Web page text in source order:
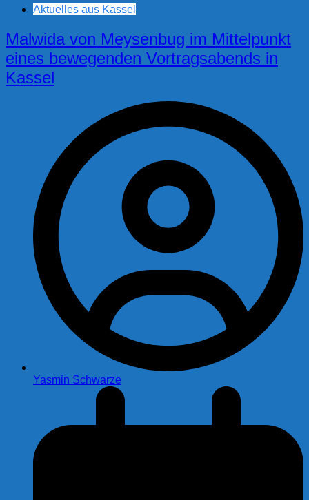
Aktuelles aus Kassel
Malwida von Meysenbug im Mittelpunkt
eines bewegenden Vortragsabends in
Kassel
Yasmin Schwarze